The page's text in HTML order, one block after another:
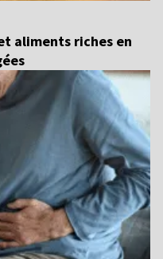
aliments riches en